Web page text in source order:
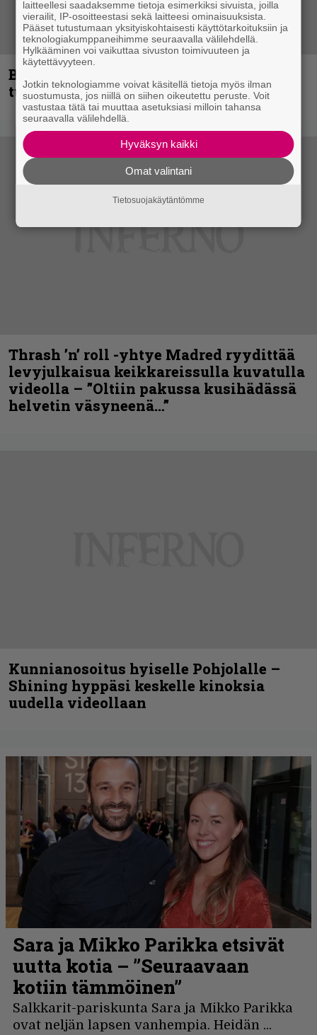
Blind Channel palaa rytinällä –
tuplasingle videoineen julki
Thrash ’n’ roll -yhtye Madred ryydittää
levyjulkaisua keikkareissulla kuvatulla
videolla – ”Oltiin pakussa kusihädässä
helvetin väsyneenä…”
Kunnianosoitus hyiselle Pohjolalle –
Shining hyppäsi keskelle kinoksia
uudella videollaan
laitteellesi saadaksemme tietoja esimerkiksi sivuista, joilla
vierailit, IP-osoitteestasi sekä laitteesi ominaisuuksista.
Pääset tutustumaan yksityiskohtaisesti käyttötarkoituksiin ja
teknologiakumppaneihimme seuraavalla välilehdellä.
Hylkääminen voi vaikuttaa sivuston toimivuuteen ja
käytettävyyteen.
Jotkin teknologiamme voivat käsitellä tietoja myös ilman
suostumusta, jos niillä on siihen oikeutettu peruste. Voit
vastustaa tätä tai muuttaa asetuksiasi milloin tahansa
seuraavalla välilehdellä.
Hyväksyn kaikki
Omat valintani
Tietosuojakäytäntömme